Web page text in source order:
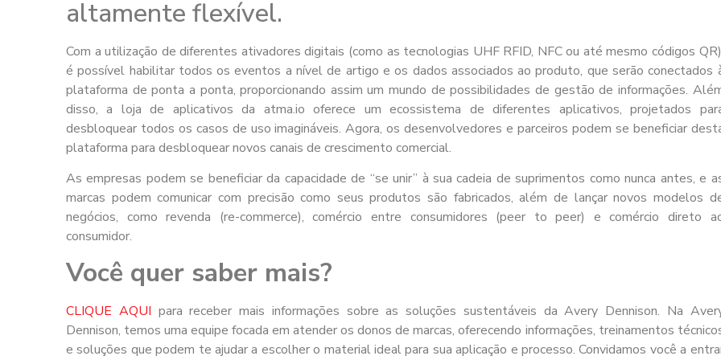
altamente flexível.
Com a utilização de diferentes ativadores digitais (como as tecnologias UHF RFID, NFC ou até mesmo códigos
é possível habilitar todos os eventos a nível de artigo e os dados associados ao produto, que serão conectados
plataforma de ponta a ponta, proporcionando assim um mundo de possibilidades de gestão de informações.
disso, a loja de aplicativos da atma.io oferece um ecossistema de diferentes aplicativos, projetados
desbloquear todos os casos de uso imagináveis. Agora, os desenvolvedores e parceiros podem se beneficiar
plataforma para desbloquear novos canais de crescimento comercial.
As empresas podem se beneficiar da capacidade de “se unir” à sua cadeia de suprimentos como nunca antes, e
marcas podem comunicar com precisão como seus produtos são fabricados, além de lançar novos modelos
negócios, como revenda (re-commerce), comércio entre consumidores (peer to peer) e comércio direto
consumidor.
Você quer saber mais?
CLIQUE AQUI para receber mais informações sobre as soluções sustentáveis da Avery Dennison. Na
Dennison, temos uma equipe focada em atender os donos de marcas, oferecendo informações, treinamentos
e soluções que podem te ajudar a escolher o material ideal para sua aplicação e processo. Convidamos você a